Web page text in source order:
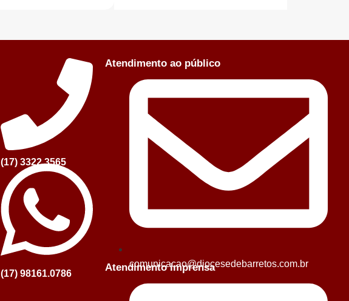
(17) 3322.3565
(17) 98161.0786
Atendimento ao público
comunicacao@diocesedebarretos.com.br
Atendimento imprensa